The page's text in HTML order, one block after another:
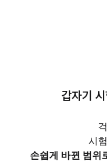
갑자기
시
손쉽게 바뀐 범위